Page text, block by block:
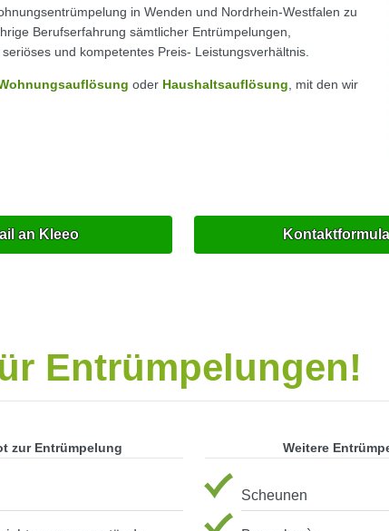
in Wenden und Nordrhein-Westfalen zu
Berufserfahrung sämtlicher Entrümpelungen,
und kompetentes Preis- Leistungsverhältnis.
oder Haushaltsauflösung , mit den wir
an Kleeo
Entrümpelungen!
zur Entrümpelung Weitere
Scheunen